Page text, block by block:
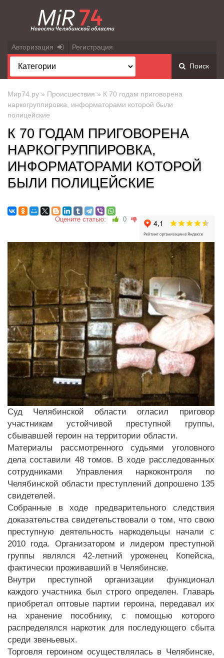
Авторизация Регистрация
Поиск
Мир74.ру » Происшествия » К 70 годам приговорена
наркогруппировка, информаторами которой были
полицейские
К 70 ГОДАМ ПРИГОВОРЕНА
НАРКОГРУППИРОВКА,
ИНФОРМАТОРАМИ КОТОРОЙ
БЫЛИ ПОЛИЦЕЙСКИЕ
Оцените статью: 0
Суд Челябинской области огласил приговор
участникам устойчивой преступной группы,
сбывавшей героин на территории области.
Материалы рассмотренного судьями уголовного
дела составили 48 томов. В ходе расследованных
сотрудниками Управления наркоконтроля по
Челябинской области преступлений допрошено 135
свидетелей.
Собранные в ходе предварительного следствия
доказательства свидетельствовали о том, что свою
преступную деятельность наркодельцы начали с
2010 года. Организатором и лидером преступной
группы являлся 42-летний уроженец Копейска,
фактически проживавший в Челябинске.
Внутри преступной организации функционал
каждого участника был строго определен. Главарь
приобретал оптовые партии героина, передавал их
на хранение пособнику, с помощью которого
распределялся наркотик для последующего сбыта
среди звеньевых.
Торговля героином осуществлялась в Челябинске,